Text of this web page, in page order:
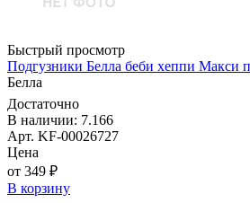
Быстрый просмотр
Подгузники Белла беби хеппи Макси
Белла
Достаточно
В наличии: 7.166
Арт. KF-00026727
Цена
от 349 ₽
В корзину